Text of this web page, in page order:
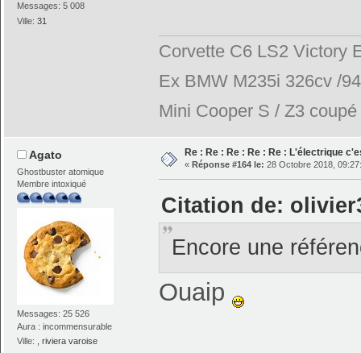
Messages: 5 008
Ville:31
Corvette C6 LS2 Victory
Ex BMW M235i 326cv /
Mini Cooper S / Z3
Agato
Ghostbuster atomique
Membre intoxiqué
Messages: 25 526
Aura : incommensurable
Ville: , riviera varoise
Re : Re : Re : Re : Re : L'électrique
« Réponse #164 le: 28 Octobre 2018,
Citation de:
Encore une
Ouaip